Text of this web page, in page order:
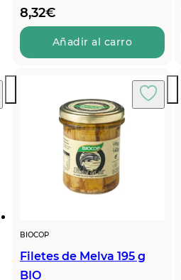
8,32€
Añadir al carro
BIOCOP
Filetes de Melva 195 g
BIO